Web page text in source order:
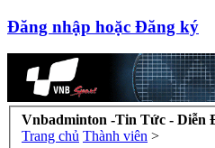
Đăng nhập hoặc Đăng ký
Vnbadminton -Tin Tức - Diễn
Trang chủ Thành viên >